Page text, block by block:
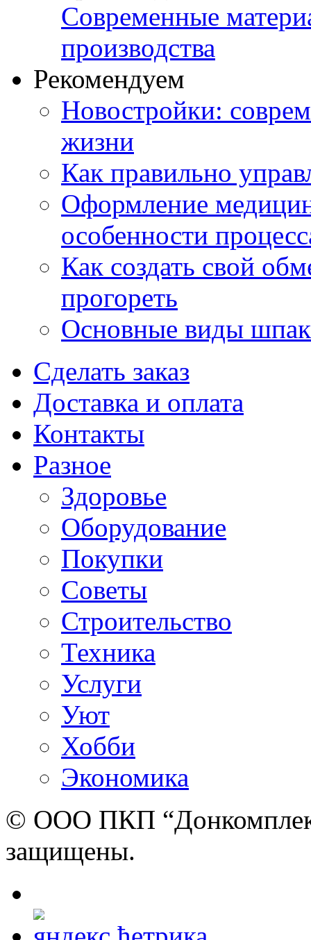
Современные
производства
Рекомендуем
Новостройки:
жизни
Как правильно
Оформление
особенности
Как создать свой
прогореть
Основные виды
Сделать заказ
Доставка и оплата
Контакты
Разное
Здоровье
Оборудование
Покупки
Советы
Строительство
Техника
Услуги
Уют
Хобби
Экономика
© ООО ПКП
защищены.